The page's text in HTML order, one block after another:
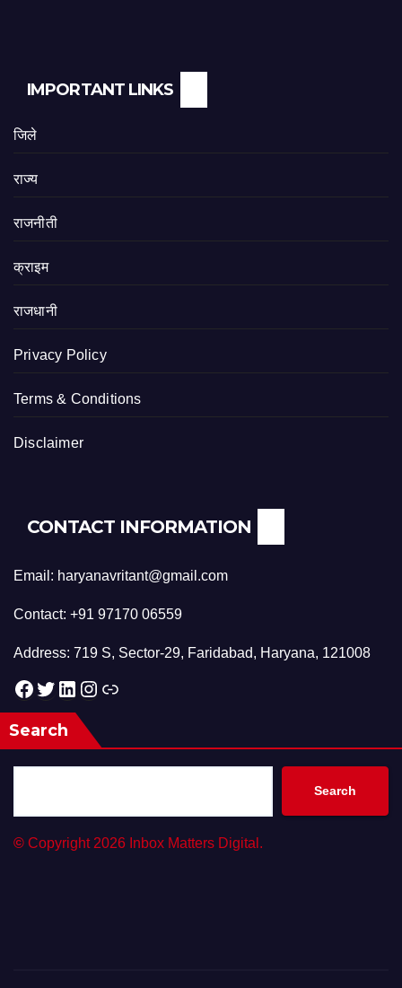
IMPORTANT LINKS
जिले
राज्य
राजनीती
क्राइम
राजधानी
Privacy Policy
Terms & Conditions
Disclaimer
CONTACT INFORMATION
Email: haryanavritant@gmail.com
Contact: +91 97170 06559
Address: 719 S, Sector-29, Faridabad, Haryana, 121008
Facebook Twitter LinkedIn Instagram Link
Search
Search
© Copyright 2026 Inbox Matters Digital.